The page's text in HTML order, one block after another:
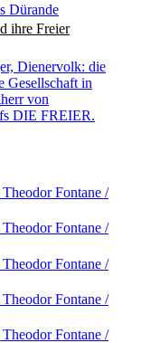
Dürande
ihre Freier
Dienervolk: die
Gesellschaft in
von
DIE FREIER.
Fontane /
Fontane /
Fontane /
Fontane /
Fontane /